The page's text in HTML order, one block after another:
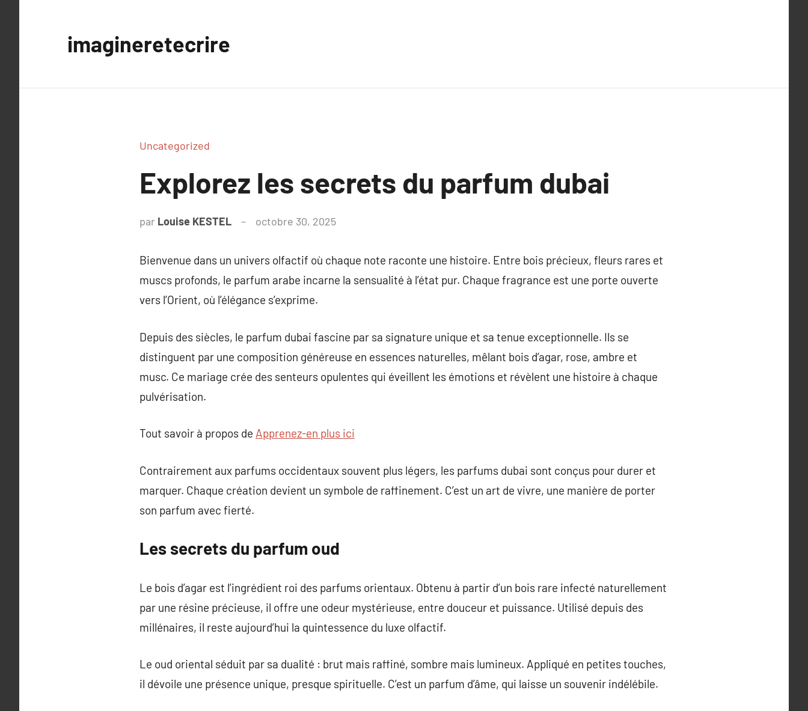
imagineretecrire
Uncategorized
Explorez les secrets du parfum dubai
par Louise KESTEL octobre 30, 2025
Bienvenue dans un univers olfactif où chaque note raconte une histoire. Entre bois précieux, fleurs rares et
muscs profonds, le parfum arabe incarne la sensualité à l’état pur. Chaque fragrance est une porte ouverte
vers l’Orient, où l’élégance s’exprime.
Depuis des siècles, le parfum dubai fascine par sa signature unique et sa tenue exceptionnelle. Ils se
distinguent par une composition généreuse en essences naturelles, mêlant bois d’agar, rose, ambre et
musc. Ce mariage crée des senteurs opulentes qui éveillent les émotions et révèlent une histoire à chaque
pulvérisation.
Tout savoir à propos de Apprenez-en plus ici
Contrairement aux parfums occidentaux souvent plus légers, les parfums dubai sont conçus pour durer et
marquer. Chaque création devient un symbole de raffinement. C’est un art de vivre, une manière de porter
son parfum avec fierté.
Les secrets du parfum oud
Le bois d’agar est l’ingrédient roi des parfums orientaux. Obtenu à partir d’un bois rare infecté naturellement
par une résine précieuse, il offre une odeur mystérieuse, entre douceur et puissance. Utilisé depuis des
millénaires, il reste aujourd’hui la quintessence du luxe olfactif.
Le oud oriental séduit par sa dualité : brut mais raffiné, sombre mais lumineux. Appliqué en petites touches,
il dévoile une présence unique, presque spirituelle. C’est un parfum d’âme, qui laisse un souvenir indélébile.